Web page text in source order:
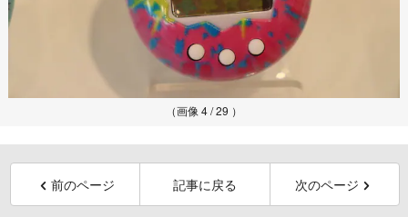
（画像 4 / 29 ）
前のページ 記事に戻る 次のページ